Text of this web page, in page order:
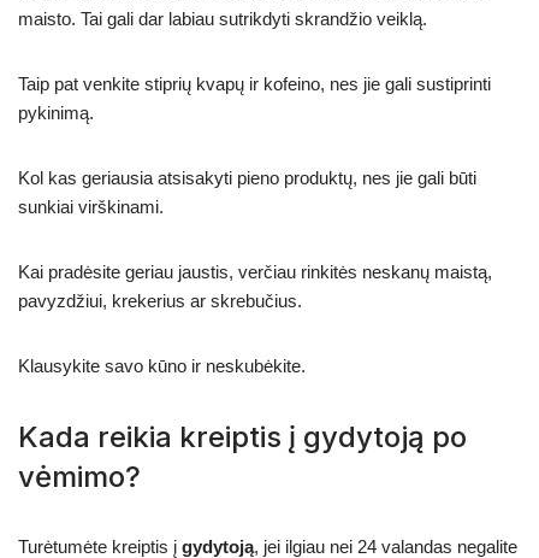
maisto. Tai gali dar labiau sutrikdyti skrandžio veiklą.
Taip pat venkite stiprių kvapų ir kofeino, nes jie gali sustiprinti
pykinimą.
Kol kas geriausia atsisakyti pieno produktų, nes jie gali būti
sunkiai virškinami.
Kai pradėsite geriau jaustis, verčiau rinkitės neskanų maistą,
pavyzdžiui, krekerius ar skrebučius.
Klausykite savo kūno ir neskubėkite.
Kada reikia kreiptis į gydytoją po
vėmimo?
Turėtumėte kreiptis į gydytoją, jei ilgiau nei 24 valandas negalite